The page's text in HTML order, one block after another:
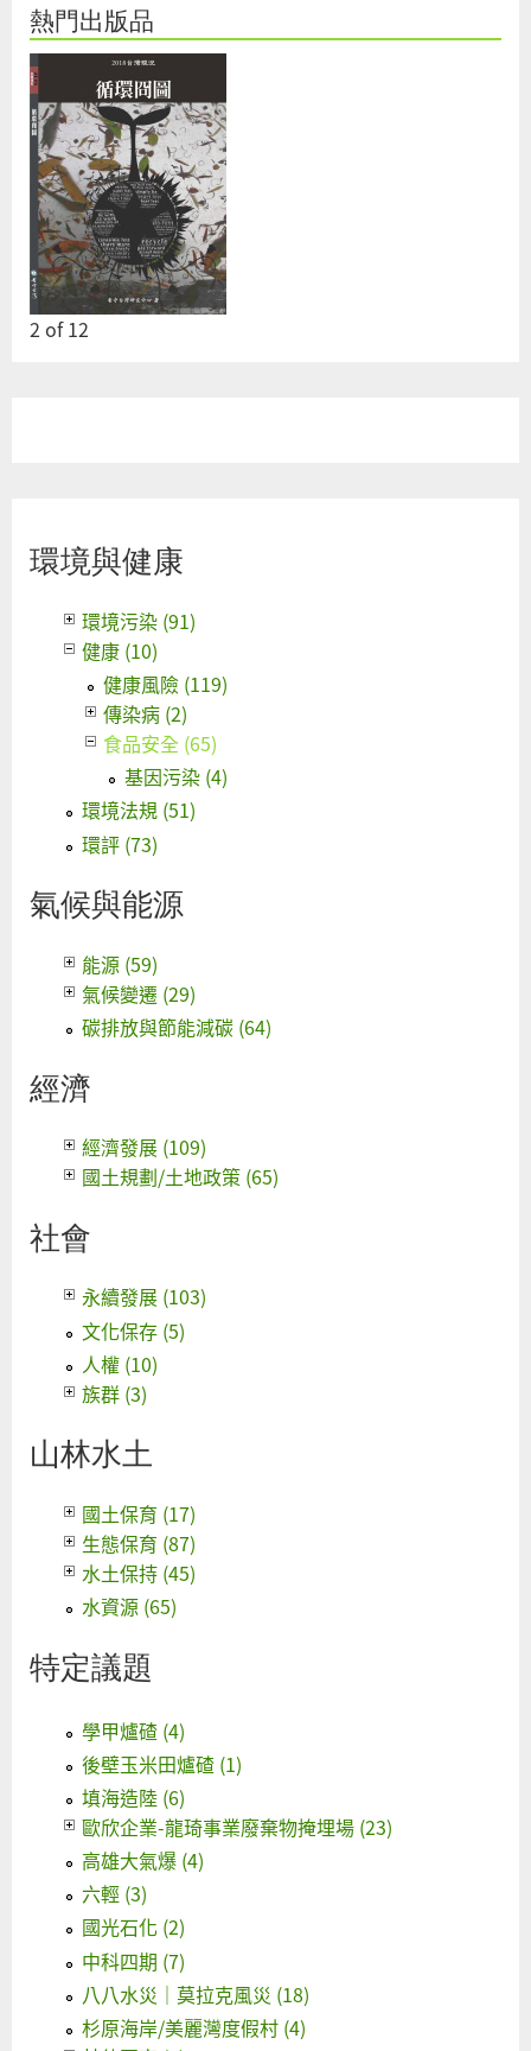
熱門出版品
2 of12
環境與健康
環境污染 (91)
健康 (10)
健康風險 (119)
傳染病 (2)
食品安全 (65)
基因污染 (4)
環境法規 (51)
環評 (73)
氣候與能源
能源 (59)
氣候變遷 (29)
碳排放與節能減碳 (64)
經濟
經濟發展 (109)
國土規劃/土地政策 (65)
社會
永續發展 (103)
文化保存 (5)
人權 (10)
族群 (3)
山林水土
國土保育 (17)
生態保育 (87)
水土保持 (45)
水資源 (65)
特定議題
學甲爐碴 (4)
後壁玉米田爐碴 (1)
填海造陸 (6)
歐欣企業-龍琦事業廢棄物掩埋場 (23)
高雄大氣爆 (4)
六輕 (3)
國光石化 (2)
中科四期 (7)
八八水災｜莫拉克風災 (18)
杉原海岸/美麗灣度假村 (4)